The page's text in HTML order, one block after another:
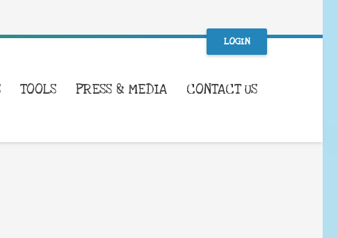
LOGIN
TOOLS PRESS & MEDIA CONTACT US